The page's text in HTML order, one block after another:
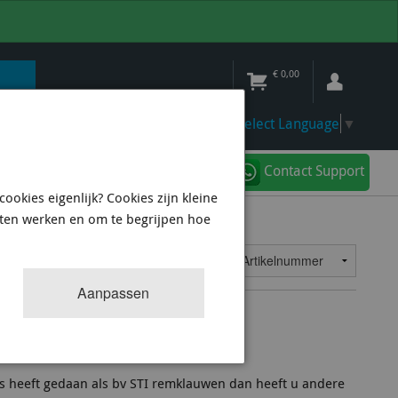
€ 0,00
Select Language ▼
Contact Support
Turbo 2.5L MY05/07
gedaan als bv STI remklauwen dan heeft u andere
eigenlijk? Cookies zijn kleine
werken en om te begrijpen hoe
Aanpassen